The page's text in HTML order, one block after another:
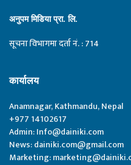
अनुपम मिडिया प्रा. लि.
सूचना विभागमा दर्ता नं. : 714
कार्यालय
Anamnagar, Kathmandu, Nepal
+977 14102617
Admin:Info@dainiki.com
News:dainiki.com@gmail.com
Marketing: